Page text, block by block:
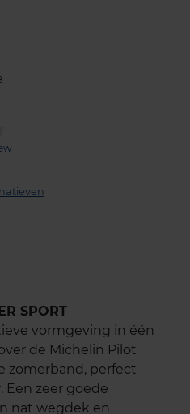
SPORT
vormgeving in één
de Michelin Pilot
zomerband, perfect
Een zeer goede
nat wegdek en